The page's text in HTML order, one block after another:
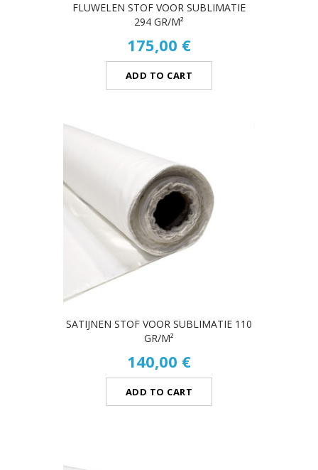
FLUWELEN STOF VOOR SUBLIMATIE
294 GR/M²
175,00 €
ADD TO CART
SATIJNEN STOF VOOR SUBLIMATIE 110
GR/M²
140,00 €
ADD TO CART